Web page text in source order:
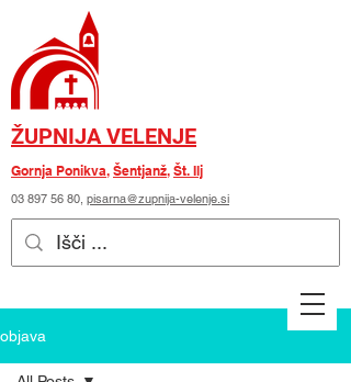
ŽUPNIJA VELENJE
Gornja Ponikva, Šentjanž, Št. Ilj
03 897 56 80, pisarna@zupnija-velenje.si
objava